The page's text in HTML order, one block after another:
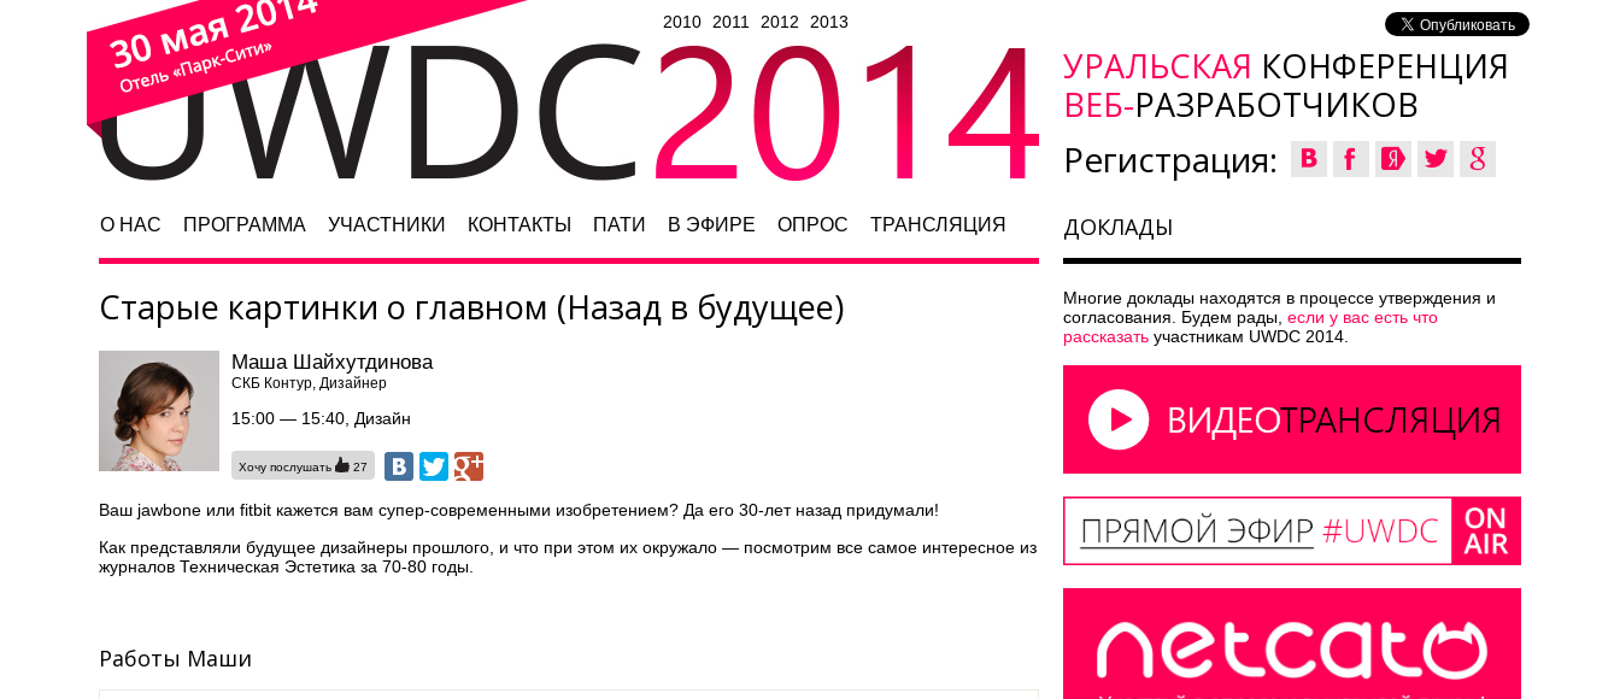
2010 2011 2012 2013
О НАС ПРОГРАММА УЧАСТНИКИ КОНТАКТЫ ПАТИ В ЭФИРЕ ОПРОС ТРАНСЛЯЦИЯ
УРАЛЬСКАЯ КОНФЕРЕНЦИЯ
ВЕБ-РАЗРАБОТЧИКОВ
Регистрация:
ДОКЛАДЫ
Старые картинки о главном (Назад в будущее)
Маша Шайхутдинова
СКБ Контур, Дизайнер
15:00 — 15:40, Дизайн
Хочу послушать 27
Ваш jawbone или fitbit кажется вам супер-современными изобретением? Да его 30-лет назад придумали!
Как представляли будущее дизайнеры прошлого, и что при этом их окружало — посмотрим все самое интересное из
журналов Техническая Эстетика за 70-80 годы.
Работы Маши
Многие доклады находятся в процессе утверждения и
согласования. Будем рады, если у вас есть что
рассказать участникам UWDC 2014.